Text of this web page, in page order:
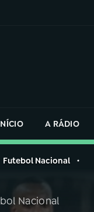
A RÁDIO
Futebol Nacional
Nacional